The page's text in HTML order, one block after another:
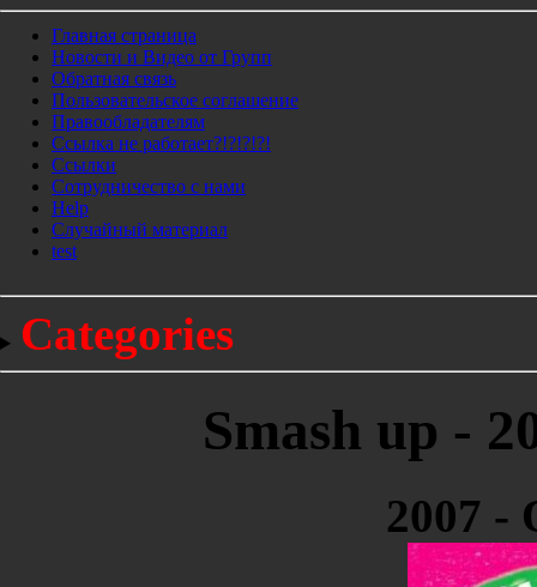
Главная страница
Новости и Видео от Групп
Обратная связь
Пользовательское соглашение
Правообладателям
Ссылка не работает?!?!?!?!
Ссылки
Сотрудничество с нами
Help
Cлучайный материал
test
Categories
Smash up -
2007 -